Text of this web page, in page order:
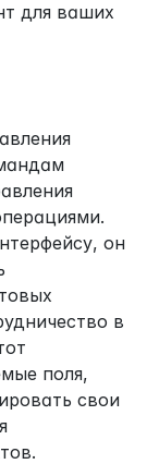
для ваших
он
в
поля,
свои